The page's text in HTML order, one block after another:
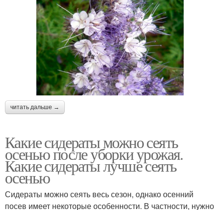
читать дальше →
Какие сидераты можно сеять
осенью после уборки урожая.
Какие сидераты лучше сеять
осенью
Сидераты можно сеять весь сезон, однако осенний
посев имеет некоторые особенности. В частности, нужно